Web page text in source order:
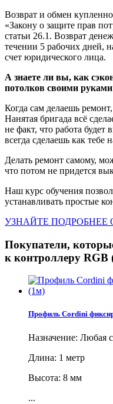
Возврат и обмен
«Закону о защите прав
статьи 26.1. Возврат
течении 5 рабочих дней,
счет юридического лица.
А знаете ли вы, как
потолков своими
Когда сам делаешь
Нанятая бригада всё
не факт, что работа
всегда сделаешь как тебе
Делать ремонт самому,
что потом не придется
Наш курс обучения
устанавливать простые
УЗНАЙТЕ ПОДРОБНЕЕ
Покупатели,
к контроллеру
Профиль Cordini
Назначение: Любая
Длина: 1 метр
Высота: 8 мм
...